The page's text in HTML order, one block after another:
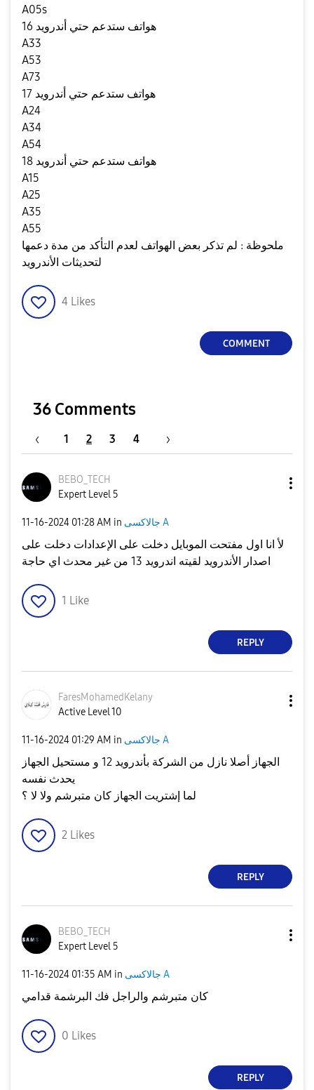
A05s
هواتف ستدعم حتي أندرويد 16
A33
A53
A73
هواتف ستدعم حتي أندرويد 17
A24
A34
A54
هواتف ستدعم حتي أندرويد 18
A15
A25
A35
A55
ملحوظة : لم تذكر بعض الهواتف لعدم التأكد من مدة دعمها
لتحديثات الأندرويد
4 Likes
COMMENT
36 Comments
1 2 3 4
BEBO_TECH
Expert Level 5
‎11-16-2024 01:28 AM in جالاكسى A
لأ انا اول مفتحت الموبايل دخلت على الإعدادات دخلت على
اصدار الأندرويد لقيته اندرويد 13 من غير محدث اي حاجة
1 Like
REPLY
FaresMohamedKelany
Active Level 10
‎11-16-2024 01:29 AM in جالاكسى A
الجهاز أصلا نازل من الشركة بأندرويد 12 و مستحيل الجهاز
يحدث نفسه
لما إشتريت الجهاز كان متبرشم ولا لا ؟
2 Likes
REPLY
BEBO_TECH
Expert Level 5
‎11-16-2024 01:35 AM in جالاكسى A
كان متبرشم والراجل فك البرشمة قدامي
0 Likes
REPLY